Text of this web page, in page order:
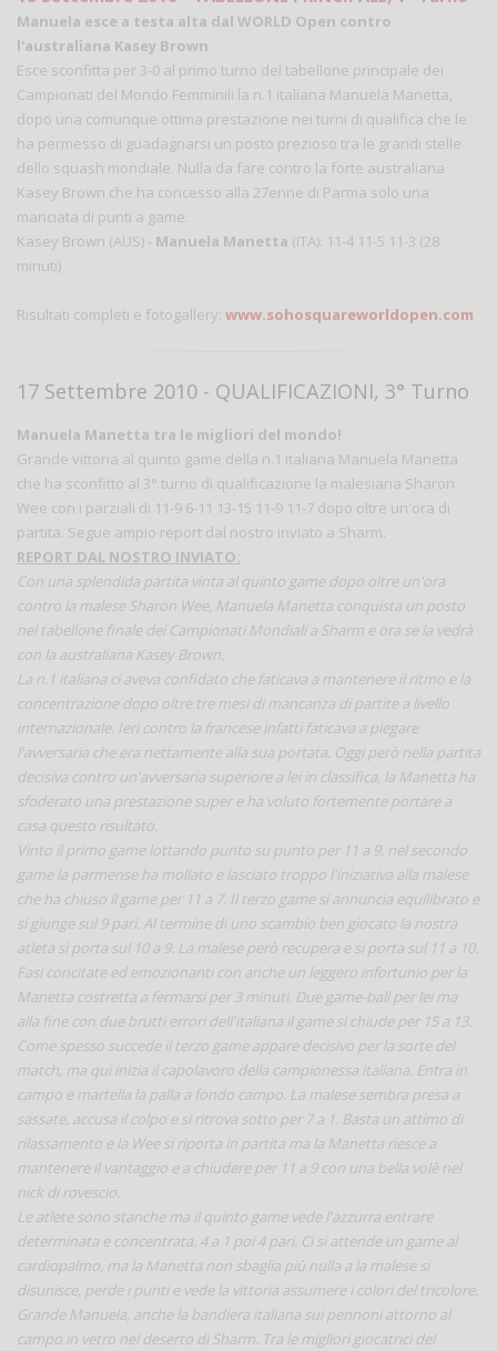
Manuela esce a testa alta dal WORLD Open contro
l'australiana Kasey Brown
Esce sconfitta per 3-0 al primo turno del tabellone principale dei
Campionati del Mondo Femminili la n.1 italiana Manuela Manetta,
dopo una comunque ottima prestazione nei turni di qualifica che le
ha permesso di guadagnarsi un posto prezioso tra le grandi stelle
dello squash mondiale. Nulla da fare contro la forte australiana
Kasey Brown che ha concesso alla 27enne di Parma solo una
manciata di punti a game.
Kasey Brown (AUS) - Manuela Manetta (ITA): 11-4 11-5 11-3 (28
minuti)
Risultati completi e fotogallery: www.sohosquareworldopen.com
17 Settembre 2010 - QUALIFICAZIONI, 3° Turno
Manuela Manetta tra le migliori del mondo!
Grande vittoria al quinto game della n.1 italiana Manuela Manetta
che ha sconfitto al 3° turno di qualificazione la malesiana Sharon
Wee con i parziali di 11-9 6-11 13-15 11-9 11-7 dopo oltre un'ora di
partita. Segue ampio report dal nostro inviato a Sharm.
REPORT DAL NOSTRO INVIATO:
Con una splendida partita vinta al quinto game dopo oltre un'ora
contro la malese Sharon Wee, Manuela Manetta conquista un posto
nel tabellone finale dei Campionati Mondiali a Sharm e ora se la vedrà
con la australiana Kasey Brown.
La n.1 italiana ci aveva confidato che faticava a mantenere il ritmo e la
concentrazione dopo oltre tre mesi di mancanza di partite a livello
internazionale. Ieri contro la francese infatti faticava a piegare
l'avversaria che era nettamente alla sua portata. Oggi però nella partita
decisiva contro un'avversaria superiore a lei in classifica, la Manetta ha
sfoderato una prestazione super e ha voluto fortemente portare a
casa questo risultato.
Vinto il primo game lottando punto su punto per 11 a 9, nel secondo
game la parmense ha mollato e lasciato troppo l'iniziativa alla malese
che ha chiuso il game per 11 a 7. Il terzo game si annuncia equilibrato e
si giunge sul 9 pari. Al termine di uno scambio ben giocato la nostra
atleta si porta sul 10 a 9. La malese però recupera e si porta sul 11 a 10.
Fasi concitate ed emozionanti con anche un leggero infortunio per la
Manetta costretta a fermarsi per 3 minuti. Due game-ball per lei ma
alla fine con due brutti errori dell'italiana il game si chiude per 15 a 13.
Come spesso succede il terzo game appare decisivo per la sorte del
match, ma qui inizia il capolavoro della campionessa italiana. Entra in
campo e martella la palla a fondo campo. La malese sembra presa a
sassate, accusa il colpo e si ritrova sotto per 7 a 1. Basta un attimo di
rilassamento e la Wee si riporta in partita ma la Manetta riesce a
mantenere il vantaggio e a chiudere per 11 a 9 con una bella volè nel
nick di rovescio.
Le atlete sono stanche ma il quinto game vede l'azzurra entrare
determinata e concentrata. 4 a 1 poi 4 pari. Ci si attende un game al
cardiopalmo, ma la Manetta non sbaglia più nulla a la malese si
disunisce, perde i punti e vede la vittoria assumere i colori del tricolore.
Grande Manuela, anche la bandiera italiana sui pennoni attorno al
campo in vetro nel deserto di Sharm. Tra le migliori giocatrici del